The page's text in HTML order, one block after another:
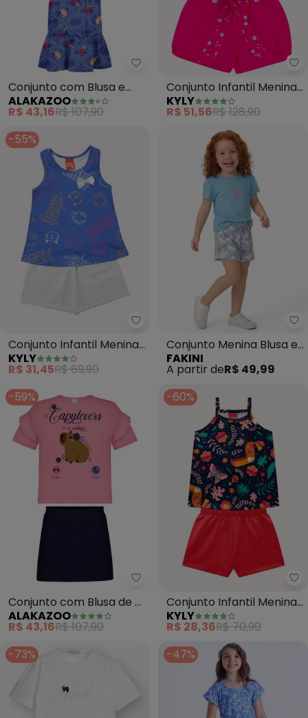
Alakazoo - Conjunto com Blusa
Conjunto com Blusa e
Saia Midi Estampada
(Azul)
ALAKAZOO
R$ 43,16R$ 107,90
Conjunto Infantil Menina
Limões (Azul Marinho)
KYLY
R$ 51,56R$ 128,90
-55%
Kyly - Conjunto Infantil Menina
Conjunto Infantil Menina
Gatinho (Azul)
KYLY
R$ 31,45R$ 69,90
Conjunto Menina Blusa e
Shorts Unicórnio (Azul)
FAKINI
A partir deR$ 49,99
-59%
Alakazoo - Conjunto com Blusa
Conjunto com Blusa de e
Shorts Saia (Rosa)
ALAKAZOO
R$ 43,16R$ 107,90
-60%
Conjunto Infantil Menina
em Algodão (Azul
Marinho)
KYLY
R$ 28,36R$ 70,90
-73%
-47%